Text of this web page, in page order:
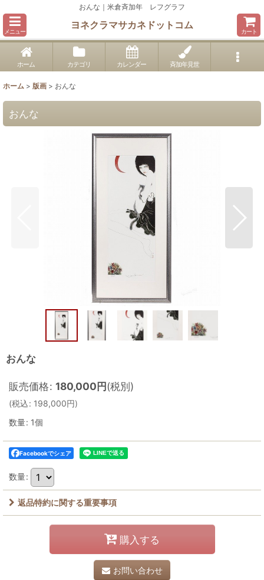
おんな｜米倉斉加年 レフグラフ
メニュー
ヨネクラマサカネドットコム
カート
ホーム カテゴリ カレンダー 斉加年見世
ホーム > 版画 > おんな
おんな
おんな
販売価格: 180,000円(税別)
(税込: 198,000円)
数量: 1個
Facebookでシェア
数量:
返品特約に関する重要事項
購入する
お問い合わせ